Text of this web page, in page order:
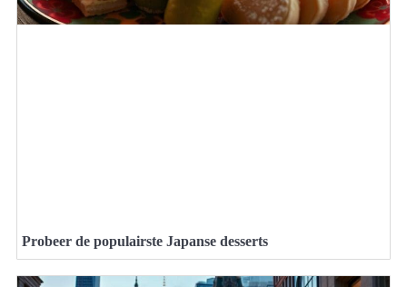
Probeer de populairste Japanse desserts